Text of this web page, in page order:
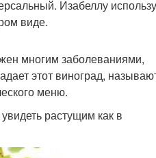
Изабеллу
виде.
многим заболеваниями,
этот виноград,
меню.
растущим как в